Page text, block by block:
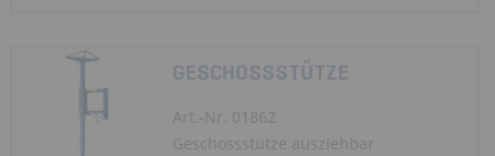
GESCHOSSSTÜTZE
Art.-Nr. 01862
Geschossstütze ausziehbar